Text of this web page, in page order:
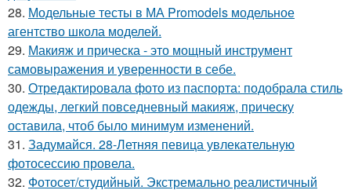
28. Модельные тесты в МА Promodels модельное
агентство школа моделей.
29. Макияж и прическа - это мощный инструмент
самовыражения и уверенности в себе.
30. Отредактировала фото из паспорта: подобрала стиль
одежды, легкий повседневный макияж, прическу
оставила, чтоб было минимум изменений.
31. Задумайся. 28-Летняя певица увлекательную
фотосессию провела.
32. Фотосет/студийный. Экстремально реалистичный